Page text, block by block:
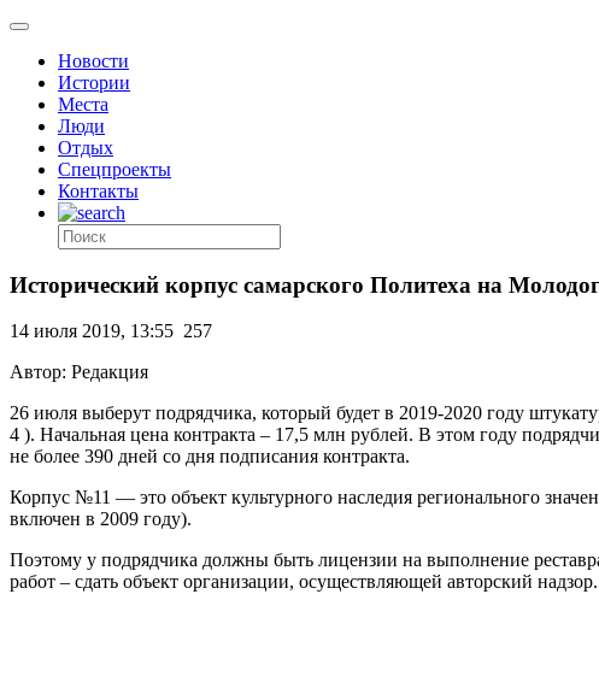
Новости
Истории
Места
Люди
Отдых
Спецпроекты
Контакты
Исторический корпус самарского Политеха на
14 июля 2019, 13:55 257
Автор: Редакция
26 июля выберут подрядчика, который будет в 2019-2020 году
4 ). Начальная цена контракта – 17,5 млн рублей. В этом году
не более 390 дней со дня подписания контракта.
Корпус №11 — это объект культурного наследия регионального
включен в 2009 году).
Поэтому у подрядчика должны быть лицензии на выполнение
работ – сдать объект организации, осуществляющей авторский надзор.